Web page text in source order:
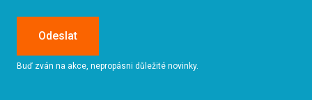
Odeslat
Buď zván na akce, nepropásni důležité novinky.